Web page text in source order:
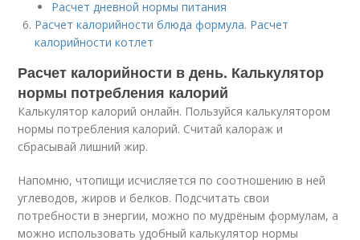
Расчет дневной нормы питания
Расчет калорийности блюда формула. Расчет
калорийности котлет
Расчет калорийности в день. Калькулятор
нормы потребления калорий
Калькулятор калорий онлайн. Пользуйся калькулятором
нормы потребления калорий. Считай калораж и
сбрасывай лишний жир.
Напомню, чтопищи исчисляется по соотношению в ней
углеводов, жиров и белков. Подсчитать свои
потребности в энергии, можно по мудрёным формулам, а
можно использовать удобный калькулятор нормы